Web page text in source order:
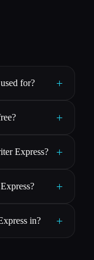
for? +
+
Express? +
+
in? +